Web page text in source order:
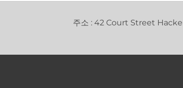
주소 : 42 Court Street